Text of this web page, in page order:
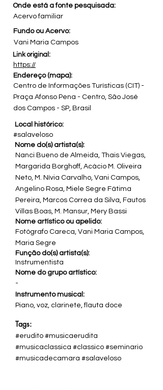
Onde está a fonte pesquisada:
Acervo familiar
Fundo ou Acervo:
Vani Maria Campos
Link original:
https://
Endereço (mapa):
Centro de Informações Turísticas (CIT) -
Praça Afonso Pena - Centro, São José
dos Campos - SP, Brasil
Local histórico:
#salaveloso
Nome do(s) artista(s):
Nanci Bueno de Almeida, Thais Viegas,
Margarida Borghoff, Acácio M. Oliveira
Neto, M. Nívia Carvalho, Vani Campos,
Angelino Rosa, Miele Segre Fátima
Pereira, Marcos Correa da Silva, Fautos
Villas Boas, M. Mansur, Mery Bassi
Nome artístico ou apelido:
Fotógrafo Careca, Vani Maria Campos,
Maria Segre
Função do(s) artista(s):
Instrumentista
Nome do grupo artístico:
-
Instrumento musical:
Piano, voz, clarinete, flauta doce
Tags:
#erudito #musicaerudita
#musicaclassica #classico #seminario
#musicadecamara #salaveloso